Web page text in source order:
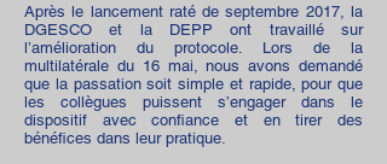
Après le lancement raté de septembre 2017, la
DGESCO et la DEPP ont travaillé sur
l’amélioration du protocole. Lors de la
multilatérale du 16 mai, nous avons demandé
que la passation soit simple et rapide, pour que
les collègues puissent s’engager dans le
dispositif avec confiance et en tirer des
bénéfices dans leur pratique.